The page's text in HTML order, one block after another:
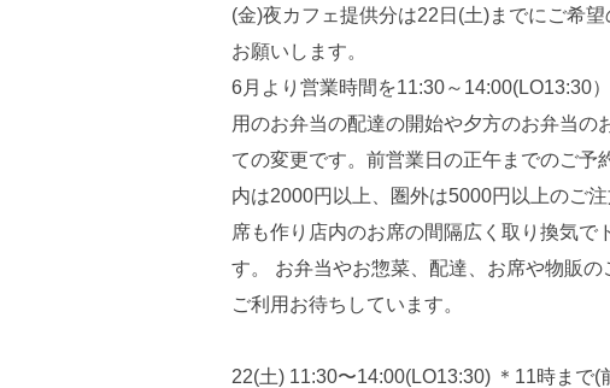
(金)夜カフェ提供分は22日(土)までにご希
お願いします。
6月より営業時間を11:30～14:00(LO13:30
用のお弁当の配達の開始や夕方のお弁当の
ての変更です。前営業日の正午までのご予
内は2000円以上、圏外は5000円以上のご
席も作り店内のお席の間隔広く取り換気で
す。 お弁当やお惣菜、配達、お席や物販
ご利用お待ちしています。
22(土) 11:30〜14:00(LO13:30) ＊11時まで